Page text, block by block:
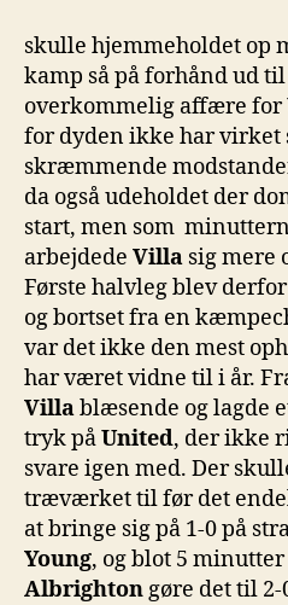
skulle hjemmeholdet op
kamp så på forhånd ud
overkommelig affære for
for dyden ikke har virket
skræmmende
da også udeholdet der
start, men som
arbejdede Villa sig mere
Første halvleg blev
og bortset fra en
var det ikke den mest
har været vidne til i år.
Villablæsende og lagde
tryk påUnited, der ikke
svare igen med. Der
træværket til før det
at bringe sig på 1-0 på
Young, og blot 5
Albrighton gøre det til 2-